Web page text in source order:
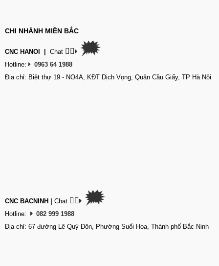
CHI NHÁNH MIỀN BẮC
CNC HANOI Chat 👉🏽 🗯
Hotline:
0963 64 1988
Địa chỉ: Biệt thự 19 - NO4A, KĐT Dịch Vọng, Quận Cầu Giấy, TP Hà Nội
CNC BACNINH Chat 👉🏽 🗯
Hotline:
082 999 1988
Địa chỉ: 67 đường Lê Quý Đôn, Phường Suối Hoa, Thành phố Bắc Ninh